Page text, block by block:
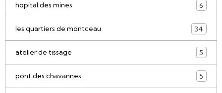
hopital des mines 6
les quartiers de montceau 34
atelier de tissage 5
pont des chavannes 5